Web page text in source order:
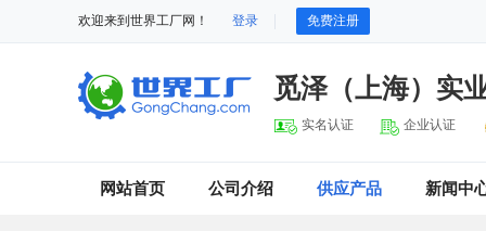
欢迎来到世界工厂网！ 登录 免费注册
觅泽（上海）实
实名认证 企业认证
网站首页 公司介绍 供应产品 新闻中